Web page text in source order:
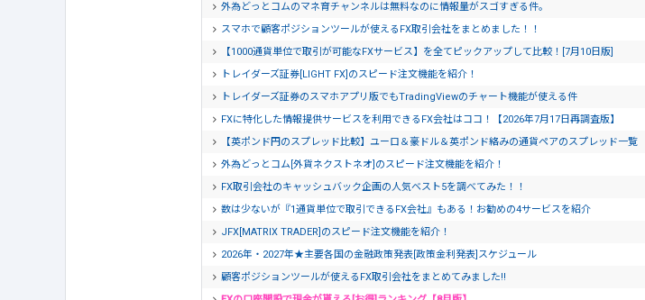
外為どっとコムのマネ育チャンネルは無料なのに情報量がスゴすぎる件。
スマホで顧客ポジションツールが使えるFX取引会社をまとめました！！
【1000通貨単位で取引が可能なFXサービス】を全てピックアップして比較！[7月10日版]
トレイダーズ証券[LIGHT FX]のスピード注文機能を紹介！
トレイダーズ証券のスマホアプリ版でもTradingViewのチャート機能が使える件
FXに特化した情報提供サービスを利用できるFX会社はココ！【2026年7月17日再調査版】
【英ポンド円のスプレッド比較】ユーロ＆豪ドル＆英ポンド絡みの通貨ペアのスプレッド一覧
外為どっとコム[外貨ネクストネオ]のスピード注文機能を紹介！
FX取引会社のキャッシュバック企画の人気ベスト5を調べてみた！！
数は少ないが『1通貨単位で取引できるFX会社』もある！お勧めの4サービスを紹介
JFX[MATRIX TRADER]のスピード注文機能を紹介！
2026年・2027年★主要各国の金融政策発表[政策金利発表]スケジュール
顧客ポジションツールが使えるFX取引会社をまとめてみました!!